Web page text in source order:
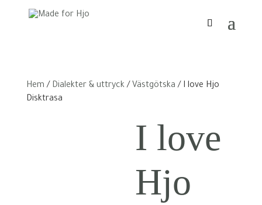
Hem / Dialekter & uttryck/ Västgötska / I love Hjo
Disktrasa
I love
Hjo